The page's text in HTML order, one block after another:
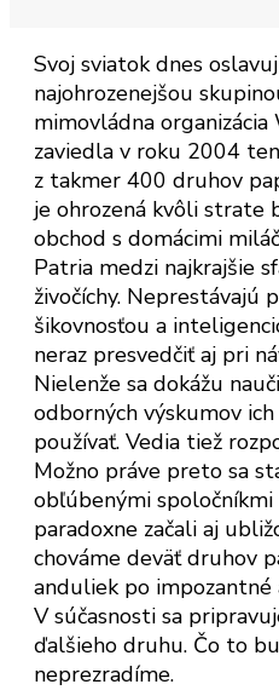
Svoj sviatok dnes
najohrozenejšou
mimovládna
zaviedla v roku 2004
z takmer 400 druhov
je ohrozená kvôli strate
obchod s domácimi
Patria medzi najkrajšie
živočíchy. Neprestávajú
šikovnosťou a
neraz presvedčiť aj pri
Nielenže sa dokážu
odborných výskumov
používať. Vedia tiež
Možno práve preto sa
obľúbenými
paradoxne začali aj
chováme deväť druhov
anduliek po impozantné
V súčasnosti sa
ďalšieho druhu. Čo to
neprezradíme.